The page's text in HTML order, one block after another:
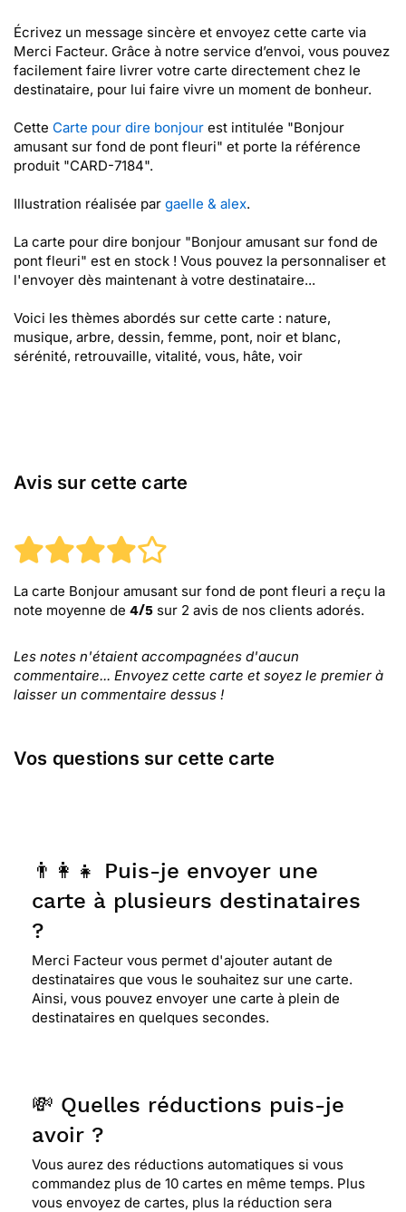
Écrivez un message sincère et envoyez cette carte via
Merci Facteur. Grâce à notre service d’envoi, vous pouvez
facilement faire livrer votre carte directement chez le
destinataire, pour lui faire vivre un moment de bonheur.
Cette Carte pour dire bonjour est intitulée "Bonjour
amusant sur fond de pont fleuri" et porte la référence
produit "CARD-7184".
Illustration réalisée par gaelle & alex.
La carte pour dire bonjour "Bonjour amusant sur fond de
pont fleuri" est en stock ! Vous pouvez la personnaliser et
l'envoyer dès maintenant à votre destinataire...
Voici les thèmes abordés sur cette carte : nature,
musique, arbre, dessin, femme, pont, noir et blanc,
sérénité, retrouvaille, vitalité, vous, hâte, voir
Avis sur cette carte
La carte Bonjour amusant sur fond de pont fleuri a reçu la
note moyenne de 4/5 sur 2 avis de nos clients adorés.
Les notes n'étaient accompagnées d'aucun
commentaire... Envoyez cette carte et soyez le premier à
laisser un commentaire dessus !
Vos questions sur cette carte
👨‍👩‍👧 Puis-je envoyer une
carte à plusieurs destinataires
?
Merci Facteur vous permet d'ajouter autant de
destinataires que vous le souhaitez sur une carte.
Ainsi, vous pouvez envoyer une carte à plein de
destinataires en quelques secondes.
💸 Quelles réductions puis-je
avoir ?
Vous aurez des réductions automatiques si vous
commandez plus de 10 cartes en même temps. Plus
vous envoyez de cartes, plus la réduction sera